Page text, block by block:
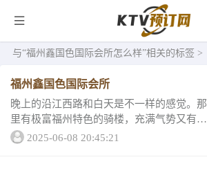
与“福州鑫国色国际会所怎么样”相关的标签 >
福州鑫国色国际会所
晚上的沿江西路和白天是不一样的感觉。那
里有极富福州特色的骑楼，充满气势又有历
史感。晚上灯光亮起，莫名有种到了外滩的
2025-06-08 20:45:21